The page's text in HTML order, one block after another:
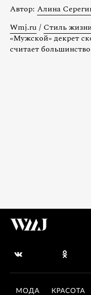
Автор: Алина
Wmj.ru / Стиль
«Мужской» декрет
считает
МОДА КРАСОТА